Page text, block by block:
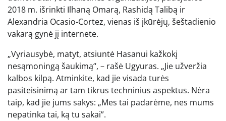
2018 m. išrinkti Ilhaną Omarą, Rashidą Talibą ir
Alexandria Ocasio-Cortez, vienas iš įkūrėjų, šeštadienio
vakarą gynė jį internete.
„Vyriausybė, matyt, atsiuntė Hasanui kažkokį
nesąmoningą šaukimą“, – rašė Ugyuras. „Jie užveržia
kalbos kilpą. Atminkite, kad jie visada turės
pasiteisinimą ar tam tikrus techninius aspektus. Nėra
taip, kad jie jums sakys: „Mes tai padarėme, nes mums
nepatinka tai, ką tu sakai”.